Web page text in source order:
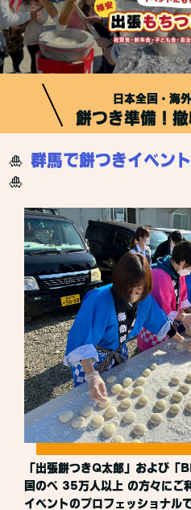
日本全国・海
餅つき準備！
🎍 群馬で餅つきイベン
🎍
「出張餅つきQ太郎」および
国のべ 35万人以上 の方々にご
イベントのプロフェッショナルで